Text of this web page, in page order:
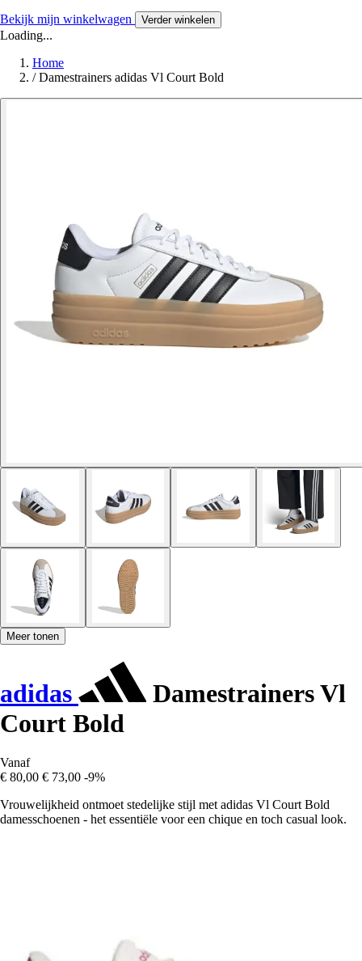
Bekijk mijn winkelwagen Verder winkelen
Loading...
Home
/ Damestrainers adidas Vl Court Bold
Meer tonen
adidas
Damestrainers Vl
Court Bold
Vanaf
€ 80,00 € 73,00 -9%
Vrouwelijkheid ontmoet stedelijke stijl met adidas Vl Court Bold
damesschoenen - het essentiële voor een chique en toch casual look.